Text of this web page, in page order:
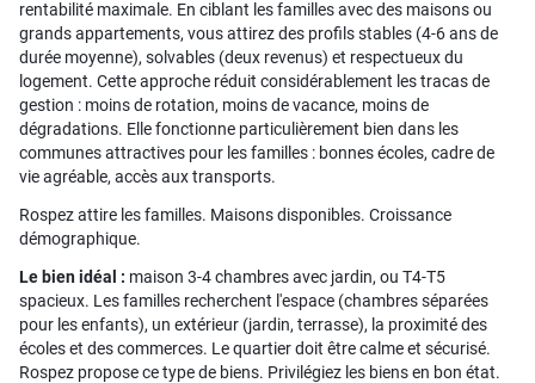
rentabilité maximale. En ciblant les familles avec des maisons ou
grands appartements, vous attirez des profils stables (4-6 ans de
durée moyenne), solvables (deux revenus) et respectueux du
logement. Cette approche réduit considérablement les tracas de
gestion : moins de rotation, moins de vacance, moins de
dégradations. Elle fonctionne particulièrement bien dans les
communes attractives pour les familles : bonnes écoles, cadre de
vie agréable, accès aux transports.
Rospez attire les familles. Maisons disponibles. Croissance
démographique.
Le bien idéal : maison 3-4 chambres avec jardin, ou T4-T5
spacieux. Les familles recherchent l'espace (chambres séparées
pour les enfants), un extérieur (jardin, terrasse), la proximité des
écoles et des commerces. Le quartier doit être calme et sécurisé.
Rospez propose ce type de biens. Privilégiez les biens en bon état.